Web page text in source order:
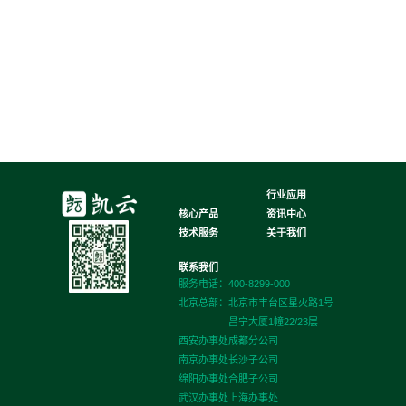
核心产品
技术服务
行业应用
资讯中心
关于我们
联系我们
服务电话：400-8299-000
北京总部： 北京市丰台区星火路1号
昌宁大厦1幢22/23层
西安办事处成都分公司
南京办事处长沙子公司
绵阳办事处合肥子公司
武汉办事处 上海办事处